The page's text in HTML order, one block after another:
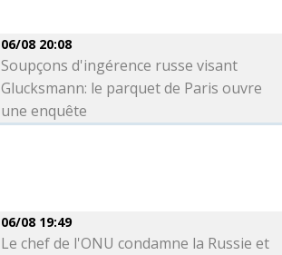
06/08 20:08
Soupçons d'ingérence russe visant
Glucksmann: le parquet de Paris ouvre
une enquête
06/08 19:49
Le chef de l'ONU condamne la Russie et